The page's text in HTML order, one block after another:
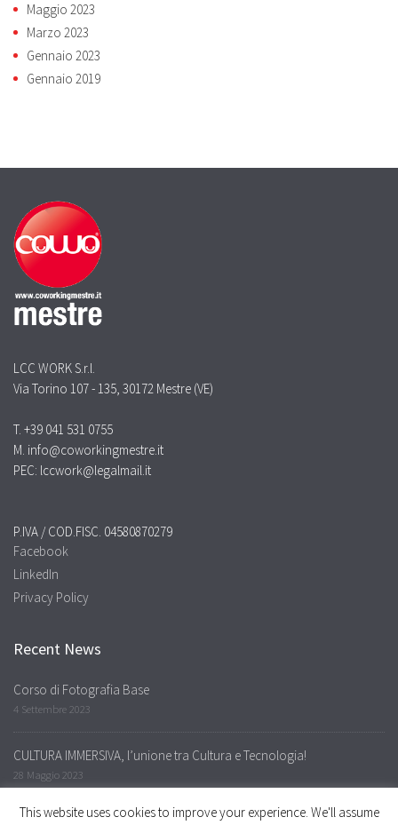
Maggio 2023
Marzo 2023
Gennaio 2023
Gennaio 2019
LCC WORK S.r.l.
Via Torino 107 - 135, 30172 Mestre (VE)
T. +39 041 531 0755
M. info@coworkingmestre.it
PEC: lccwork@legalmail.it
P.IVA / COD.FISC. 04580870279
Facebook
LinkedIn
Privacy Policy
Recent News
Corso di Fotografia Base
4 Settembre 2023
CULTURA IMMERSIVA, l’unione tra Cultura e Tecnologia!
28 Maggio 2023
This website uses cookies to improve your experience. We'll assume